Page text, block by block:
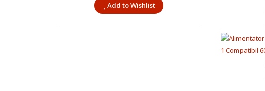
Add to Wishlist